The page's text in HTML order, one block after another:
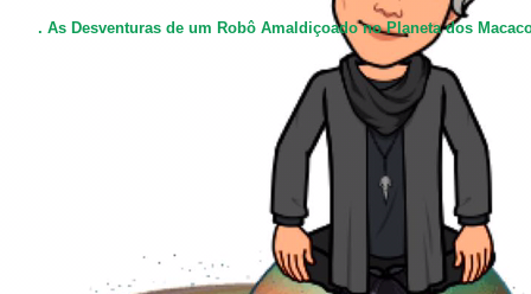
. As Desventuras de um Robô Amaldiçoado no Planeta dos